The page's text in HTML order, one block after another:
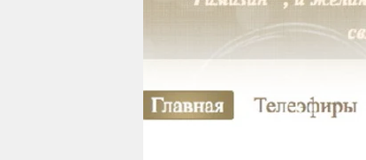
unterstützen
abo